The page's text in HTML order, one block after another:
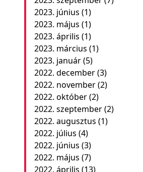
2023. június (1)
2023. május (1)
2023. április (1)
2023. március (1)
2023. január(5)
2022. december(3)
2022. november(2)
2022. október(2)
2022. szeptember(2)
2022. augusztus (1)
2022. július (4)
2022. június (3)
2022. május (7)
2022. április (13)